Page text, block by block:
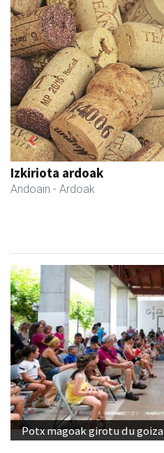
Bengoetxea autoeskola
Andoain - Autoeskolak
Previous
Potx magoak girotu du goiza